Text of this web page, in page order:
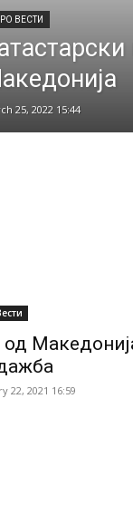
ВЕСТИ
25, 2022 15:44
од
22, 2021 16:59